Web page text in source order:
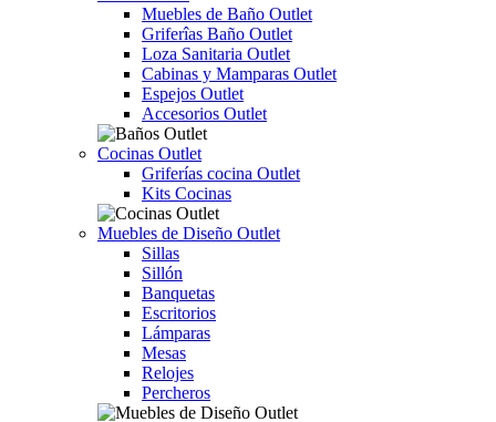
Muebles de Baño Outlet
Griferîas Baño Outlet
Loza Sanitaria Outlet
Cabinas y Mamparas Outlet
Espejos Outlet
Accesorios Outlet
Cocinas Outlet
Griferías cocina Outlet
Kits Cocinas
Muebles de Diseño Outlet
Sillas
Sillón
Banquetas
Escritorios
Lámparas
Mesas
Relojes
Percheros